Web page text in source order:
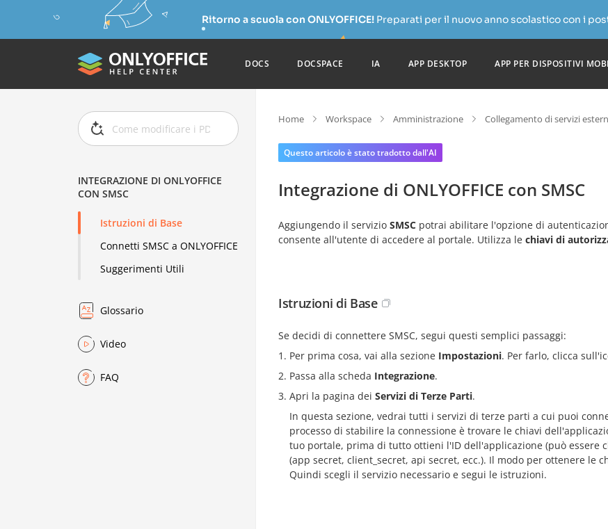
Ritorno a scuola con ONLYOFFICE! Preparati per il nuovo anno scolastico con i
DOCS DOCSPACE IA APP DESKTOP APP PER DISPOSITIVI
INTEGRAZIONE DI ONLYOFFICE
CON SMSC
Istruzioni di Base
Connetti SMSC a ONLYOFFICE
Suggerimenti Utili
Glossario
Video
FAQ
Home Workspace Amministrazione Collegamento di servizi
Questo articolo è stato tradotto dall'AI
Integrazione di ONLYOFFICE con SMSC
Aggiungendo il servizio SMSC potrai abilitare l'opzione di
consente all'utente di accedere al portale. Utilizza le chiavi di
Istruzioni di Base
Se decidi di connettere SMSC, segui questi semplici passaggi:
Per prima cosa, vai alla sezione Impostazioni. Per farlo, clicca
Passa alla scheda Integrazione.
Apri la pagina dei Servizi di Terze Parti.
In questa sezione, vedrai tutti i servizi di terze parti a cui puoi
processo di stabilire la connessione è trovare le chiavi
tuo portale, prima di tutto ottieni l'ID dell'applicazione (può essere
(app secret, client_secret, api secret, ecc.). Il modo per ottenere le
Quindi scegli il servizio necessario e segui le istruzioni.